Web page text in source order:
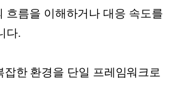
흐름을 이해하거나 대응 속도를
다.
잡한 환경을 단일 프레임워크로